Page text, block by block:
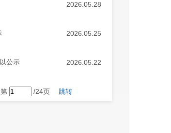
2026.05.28
2026.05.25
公示 2026.05.22
第 /24页 跳转